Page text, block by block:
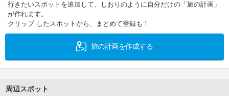
行きたいスポットを追加して、しおりのように自分だけの「旅の計画」
が作れます。
クリップ したスポットから、まとめて登録も！
旅の計画を作成する
周辺スポット